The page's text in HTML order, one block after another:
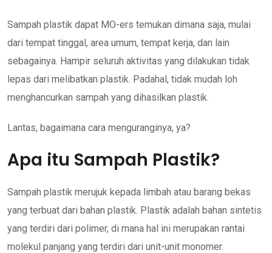
Sampah plastik dapat MO-ers temukan dimana saja, mulai
dari tempat tinggal, area umum, tempat kerja, dan lain
sebagainya. Hampir seluruh aktivitas yang dilakukan tidak
lepas dari melibatkan plastik. Padahal, tidak mudah loh
menghancurkan sampah yang dihasilkan plastik.
Lantas, bagaimana cara menguranginya, ya?
Apa itu Sampah Plastik?
Sampah plastik merujuk kepada limbah atau barang bekas
yang terbuat dari bahan plastik. Plastik adalah bahan sintetis
yang terdiri dari polimer, di mana hal ini merupakan rantai
molekul panjang yang terdiri dari unit-unit monomer.